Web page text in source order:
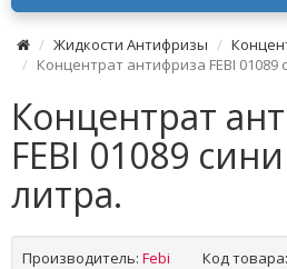
Жидкости Антифризы
Концентрат антифриза FEBI 01089
Концентрат
FEBI 01089
литра.
Производитель: Febi Код товара: